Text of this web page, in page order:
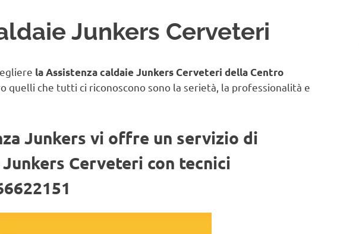
Junkers Cerveteri
la Assistenza caldaie Junkers Cerveteri della Centro
quelli che tutti ci riconoscono sono la serietà, la professionalità e
Junkers vi offre un servizio di
Cerveteri con tecnici